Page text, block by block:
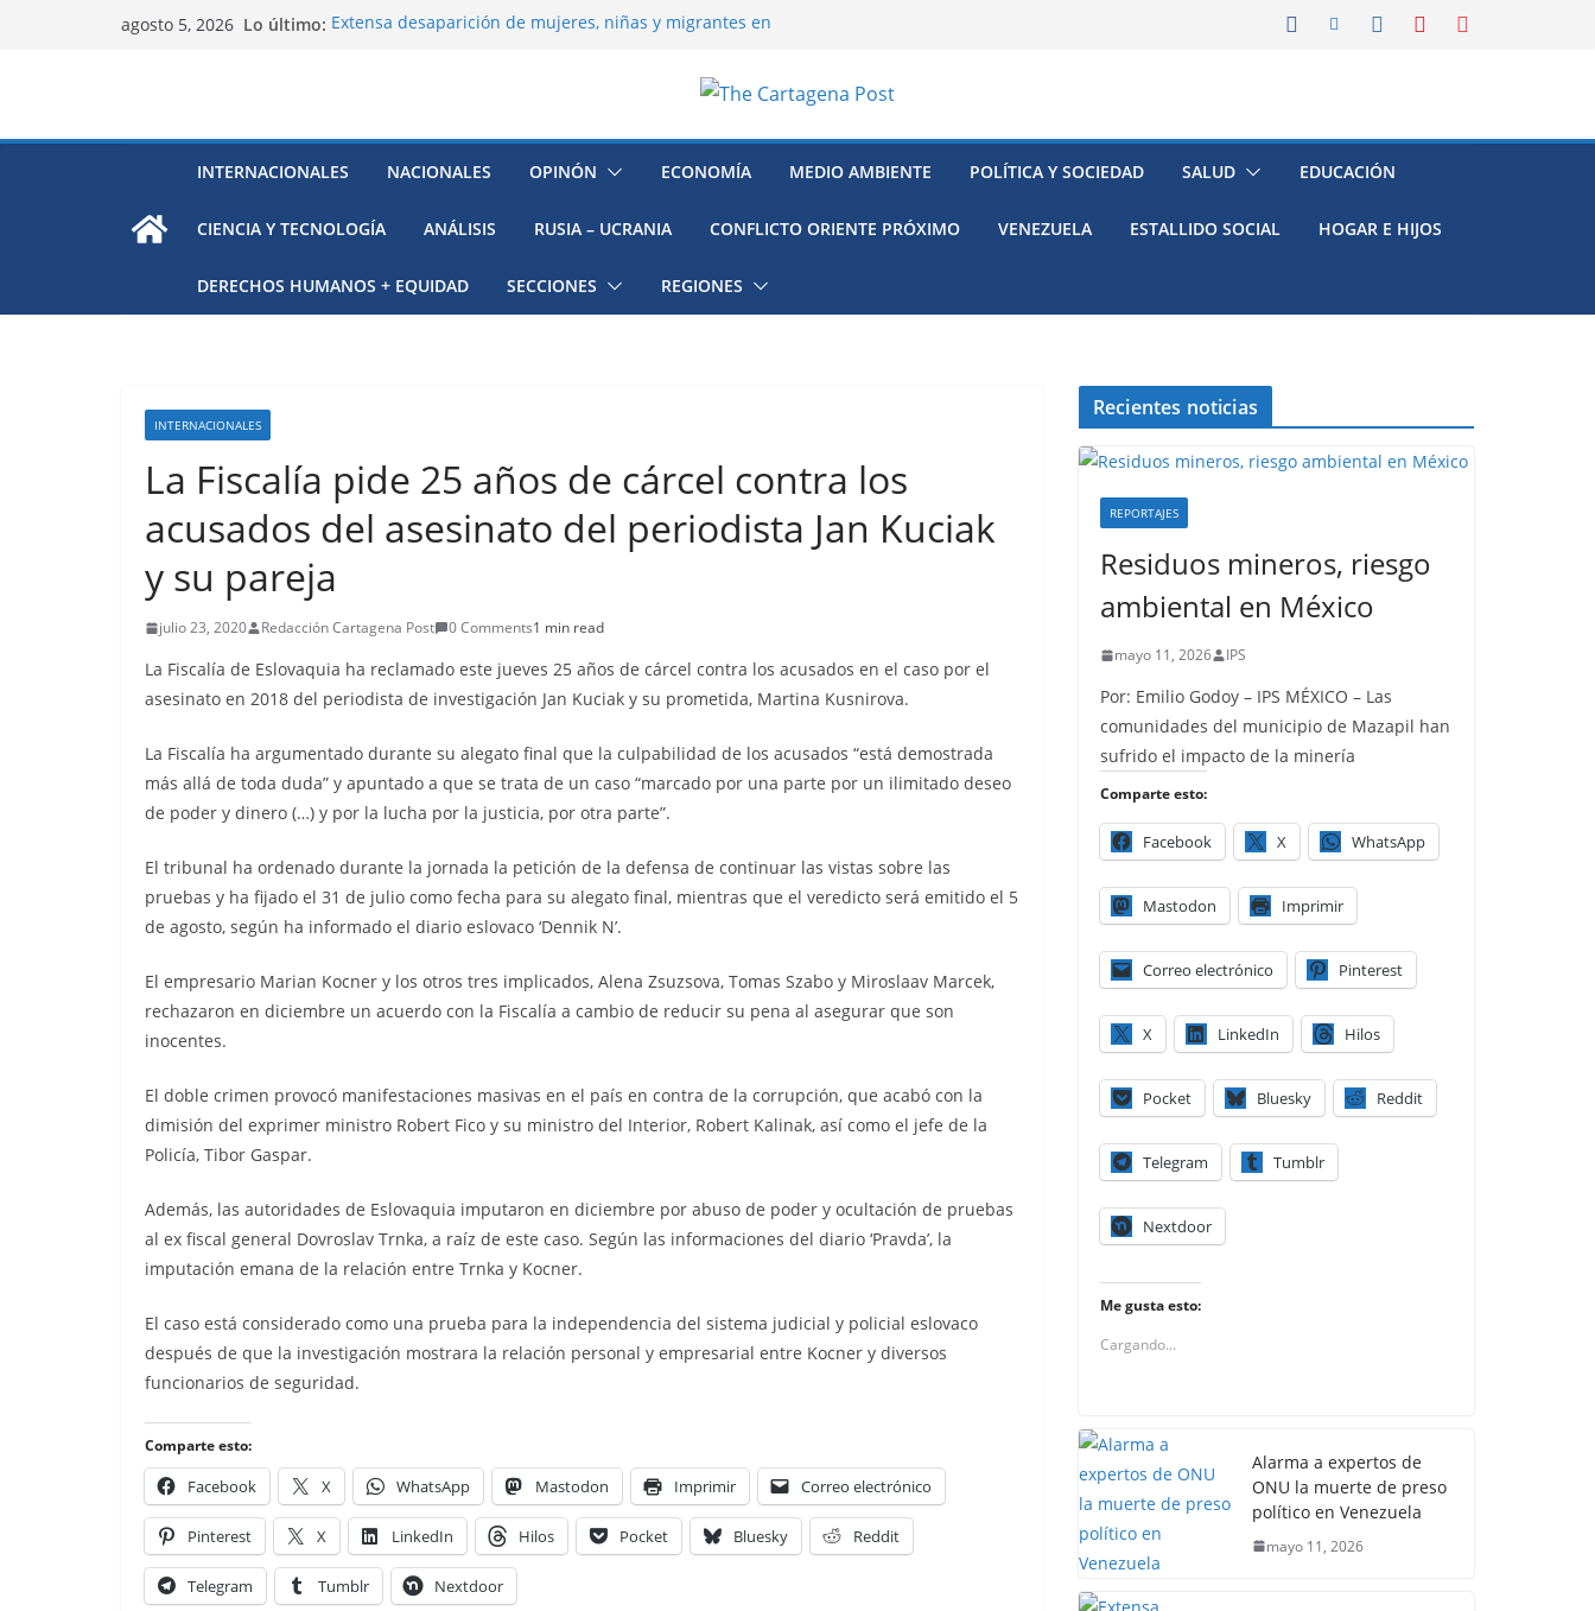
agosto 5, 2026 Lo último: Extensa desaparición de mujeres, niñas y migrantes en
Residuos mineros, riesgo ambiental en México
Alarma a expertos de ONU la muerte de preso político en
INTERNACIONALES NACIONALES OPINÓN ECONOMÍA MEDIO AMBIENTE POLÍTICA Y SOCIEDAD SALUD EDUCACIÓN
CIENCIA Y TECNOLOGÍA ANÁLISIS RUSIA – UCRANIA CONFLICTO ORIENTE PRÓXIMO VENEZUELA ESTALLIDO SOCIAL HOGAR E HIJOS
DERECHOS HUMANOS + EQUIDAD SECCIONES REGIONES
INTERNACIONALES
La Fiscalía pide 25 años de cárcel contra los
acusados del asesinato del periodista Jan Kuciak
y su pareja
julio 23, 2020 Redacción Cartagena Post 0 Comments1 min read
La Fiscalía de Eslovaquia ha reclamado este jueves 25 años de cárcel contra los acusados en el caso por el
asesinato en 2018 del periodista de investigación Jan Kuciak y su prometida, Martina Kusnirova.
La Fiscalía ha argumentado durante su alegato final que la culpabilidad de los acusados “está demostrada
más allá de toda duda” y apuntado a que se trata de un caso “marcado por una parte por un ilimitado deseo
de poder y dinero (…) y por la lucha por la justicia, por otra parte”.
El tribunal ha ordenado durante la jornada la petición de la defensa de continuar las vistas sobre las
pruebas y ha fijado el 31 de julio como fecha para su alegato final, mientras que el veredicto será emitido el 5
de agosto, según ha informado el diario eslovaco ‘Dennik N’.
El empresario Marian Kocner y los otros tres implicados, Alena Zsuzsova, Tomas Szabo y Miroslaav Marcek,
rechazaron en diciembre un acuerdo con la Fiscalía a cambio de reducir su pena al asegurar que son
inocentes.
El doble crimen provocó manifestaciones masivas en el país en contra de la corrupción, que acabó con la
dimisión del exprimer ministro Robert Fico y su ministro del Interior, Robert Kalinak, así como el jefe de la
Policía, Tibor Gaspar.
Además, las autoridades de Eslovaquia imputaron en diciembre por abuso de poder y ocultación de pruebas
al ex fiscal general Dovroslav Trnka, a raíz de este caso. Según las informaciones del diario ‘Pravda’, la
imputación emana de la relación entre Trnka y Kocner.
El caso está considerado como una prueba para la independencia del sistema judicial y policial eslovaco
después de que la investigación mostrara la relación personal y empresarial entre Kocner y diversos
funcionarios de seguridad.
Comparte esto:
Facebook X WhatsApp Mastodon Imprimir Correo electrónico
Pinterest X LinkedIn Hilos Pocket Bluesky Reddit
Telegram Tumblr Nextdoor
Recientes noticias
REPORTAJES
Residuos mineros, riesgo
ambiental en México
mayo 11, 2026 IPS
Por: Emilio Godoy – IPS MÉXICO – Las
comunidades del municipio de Mazapil han
sufrido el impacto de la minería
Comparte esto:
Facebook X WhatsApp
Mastodon Imprimir
Correo electrónico Pinterest
X LinkedIn Hilos
Pocket Bluesky Reddit
Telegram Tumblr
Nextdoor
Me gusta esto:
Cargando...
Alarma a expertos de
ONU la muerte de preso
político en Venezuela
mayo 11, 2026